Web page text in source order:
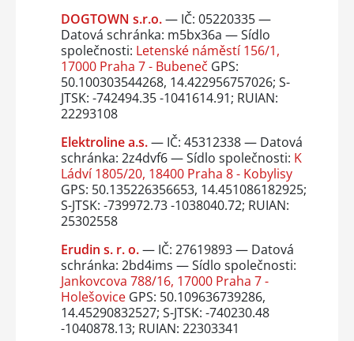
DOGTOWN s.r.o.— IČ: 05220335 —
Datová schránka: m5bx36a — Sídlo
společnosti: Letenské náměstí 156/1,
17000 Praha 7 - Bubeneč GPS:
50.100303544268, 14.422956757026; S-
JTSK: -742494.35 -1041614.91; RUIAN:
22293108
Elektroline a.s.— IČ: 45312338 — Datová
schránka: 2z4dvf6 — Sídlo společnosti: K
Ládví 1805/20, 18400 Praha 8 - Kobylisy
GPS: 50.135226356653, 14.451086182925;
S-JTSK: -739972.73 -1038040.72; RUIAN:
25302558
Erudin s. r. o.— IČ: 27619893 — Datová
schránka: 2bd4ims — Sídlo společnosti:
Jankovcova 788/16, 17000 Praha 7 -
HolešoviceGPS: 50.109636739286,
14.45290832527; S-JTSK: -740230.48
-1040878.13; RUIAN: 22303341